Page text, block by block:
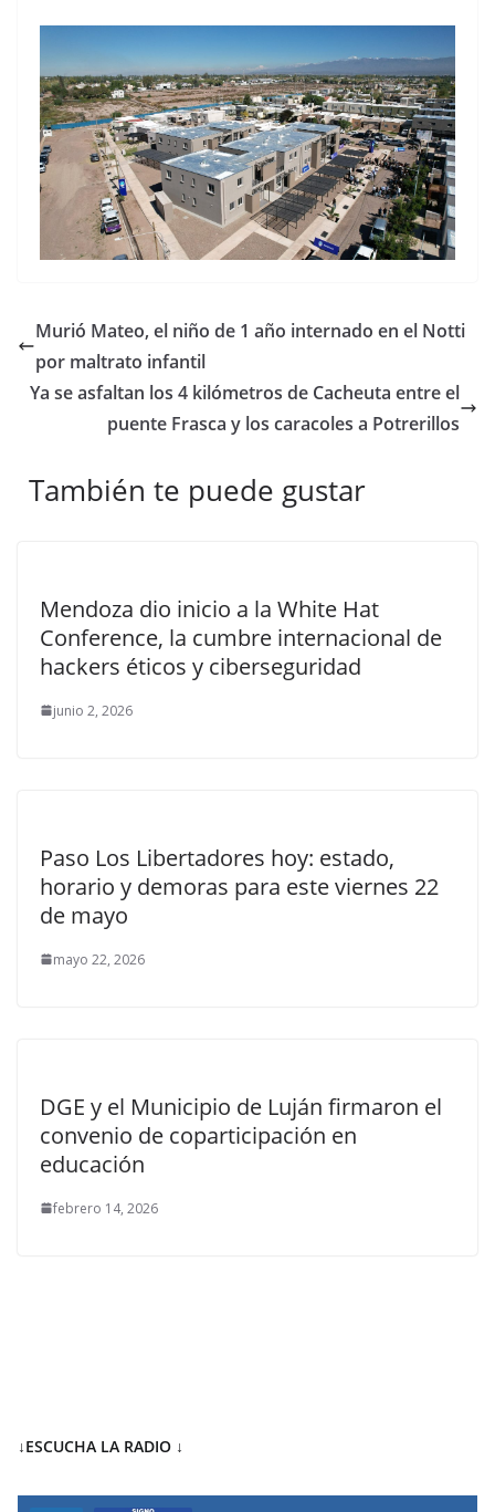
Murió Mateo, el niño de 1 año internado en el Notti
por maltrato infantil
Ya se asfaltan los 4 kilómetros de Cacheuta entre el
puente Frasca y los caracoles a Potrerillos
También te puede gustar
Mendoza dio inicio a la White Hat
Conference, la cumbre internacional de
hackers éticos y ciberseguridad
junio 2, 2026
Paso Los Libertadores hoy: estado,
horario y demoras para este viernes 22
de mayo
mayo 22, 2026
DGE y el Municipio de Luján firmaron el
convenio de coparticipación en
educación
febrero 14, 2026
↓ESCUCHA LA RADIO ↓